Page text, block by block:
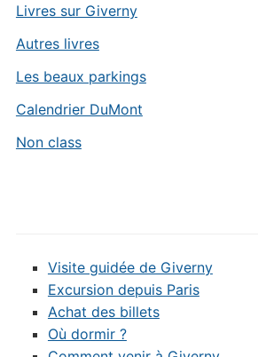
Livres sur Giverny
Autres livres
Les beaux parkings
Calendrier DuMont
Non class
Visite guidée de Giverny
Excursion depuis Paris
Achat des billets
Où dormir ?